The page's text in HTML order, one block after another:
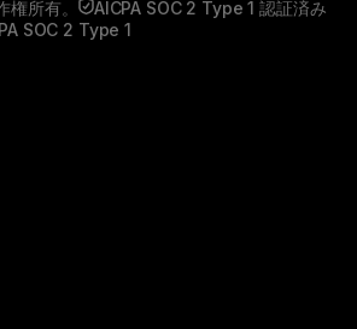
所有。
AICPA SOC 2 Type 1 認証済み
SOC 2 Type 1